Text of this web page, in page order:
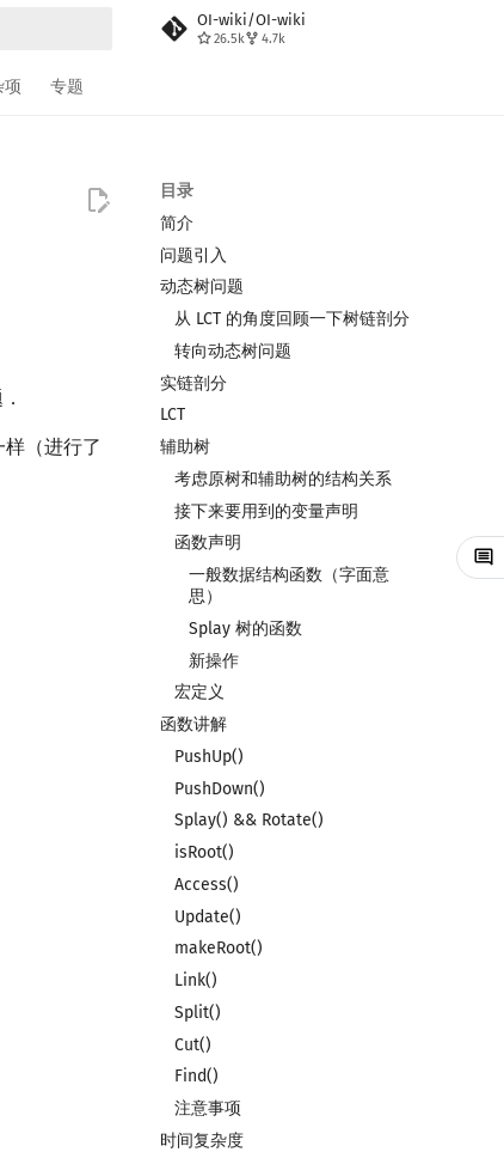
OI-wiki/OI-wiki
26.5k 4.7k
项 专题
目录
简介
问题引入
动态树问题
从 LCT 的角度回顾一下树链剖分
转向动态树问题
实链剖分
LCT
辅助树
考虑原树和辅助树的结构关系
接下来要用到的变量声明
函数声明
一般数据结构函数（字面意
思）
Splay 树的函数
新操作
宏定义
函数讲解
PushUp()
PushDown()
Splay() && Rotate()
isRoot()
Access()
Update()
makeRoot()
Link()
Split()
Cut()
Find()
注意事项
时间复杂度
样（进行了